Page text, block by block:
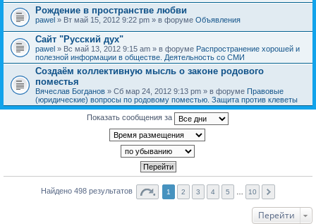
Рождение в пространстве любви
pawel » Вт май 15, 2012 9:22 pm » в форуме Объявления
Сайт "Русский дух"
pawel » Вс май 13, 2012 9:15 am » в форуме Распространение хорошей и
полезной информации в обществе. Деятельность со СМИ
Создаём коллективную мысль о законе родового
поместья
Вячеслав Богданов » Сб мар 24, 2012 9:13 pm » в форуме Правовые
(юридические) вопросы по родовому поместью. Защита против клеветы
Показать сообщения за
Найдено 498 результатов 1 2 3 4 5 10
Перейти